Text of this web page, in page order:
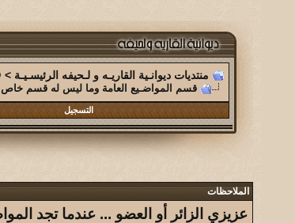
منتديات ديوانـية القاريـه و لـحيفه الرئيسـيـة >
قسم المواضـيع العامة وما ليس له قسم خاص
التسجيل
الملاحظات
عزيزي الزائر أو العضو ... عندما تجد